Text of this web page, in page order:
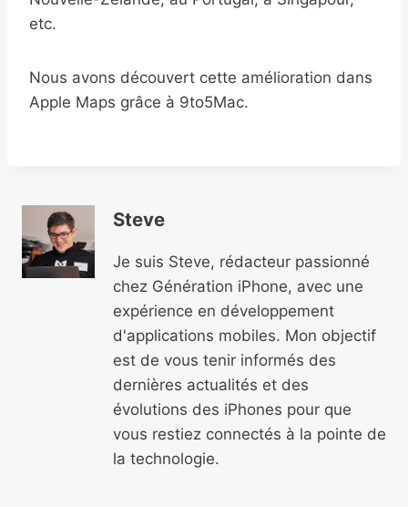
etc.
Nous avons découvert cette amélioration dans
Apple Maps grâce à 9to5Mac.
Steve
Je suis Steve, rédacteur passionné
chez Génération iPhone, avec une
expérience en développement
d'applications mobiles. Mon objectif
est de vous tenir informés des
dernières actualités et des
évolutions des iPhones pour que
vous restiez connectés à la pointe de
la technologie.